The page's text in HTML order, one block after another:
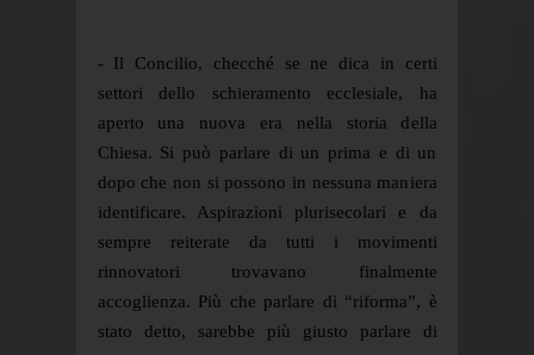
- Il Concilio, checché se ne dica in certi
settori dello schieramento ecclesiale, ha
aperto una nuova era nella storia della
Chiesa. Si può parlare di un prima e di un
dopo che non si possono in nessuna maniera
identificare. Aspirazioni plurisecolari e da
sempre reiterate da tutti i movimenti
rinnovatori trovavano finalmente
accoglienza. Più che parlare di “riforma”, è
stato detto, sarebbe più giusto parlare di